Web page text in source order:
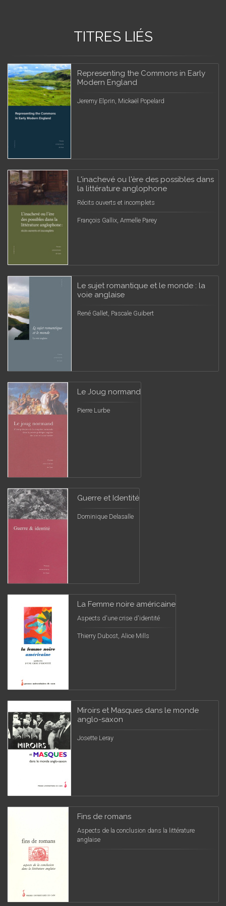
TITRES LIÉS
Representing the Commons in Early
Modern England
Jeremy Elprin, Mickaël Popelard
L'inachevé ou l'ère des possibles dans
la littérature anglophone
Récits ouverts et incomplets
François Gallix, Armelle Parey
Le sujet romantique et le monde : la
voie anglaise
René Gallet, Pascale Guibert
Le Joug normand
Pierre Lurbe
Guerre et Identité
Dominique Delasalle
La Femme noire américaine
Aspects d'une crise d'identité
Thierry Dubost, Alice Mills
Miroirs et Masques dans le monde
anglo-saxon
Josette Leray
Fins de romans
Aspects de la conclusion dans la littérature
anglaise